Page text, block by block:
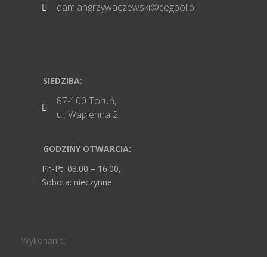
 damiangrzywaczewski@cegpol.pl
SIEDZIBA:

87-100 Toruń,
ul. Wapienna 2
GODZINY OTWARCIA:
Pn-Pt: 08.00 – 16.00,
Sobota: nieczynne
Wykonanie: